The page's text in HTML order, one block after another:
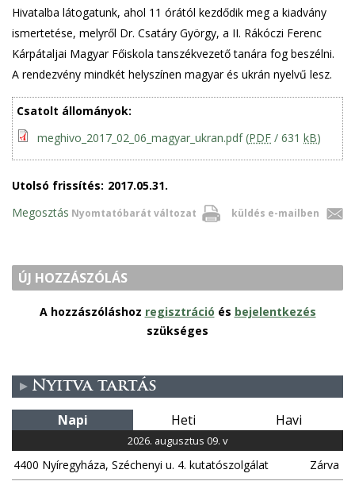
Hivatalba látogatunk, ahol 11 órától kezdődik meg a kiadvány
ismertetése, melyről Dr. Csatáry György, a II. Rákóczi Ferenc
Kárpátaljai Magyar Főiskola tanszékvezető tanára fog beszélni.
A rendezvény mindkét helyszínen magyar és ukrán nyelvű lesz.
Csatolt állományok:
meghivo_2017_02_06_magyar_ukran.pdf(PDF / 631 kB)
Utolsó frissítés: 2017.05.31.
Nyomtatóbarát változat küldés e-mailben
Megosztás
ÚJ HOZZÁSZÓLÁS
A hozzászóláshoz regisztráció és bejelentkezés
szükséges
Nyitva tartás
Napi Heti Havi
2026. augusztus 09. v
4400 Nyíregyháza, Széchenyi u. 4. kutatószolgálat
Zárva